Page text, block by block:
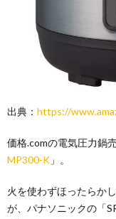
出典： https://
価格.comの電気圧力鍋
MP300-K 」。
火を使わずほったらか
が、パナソニックの「